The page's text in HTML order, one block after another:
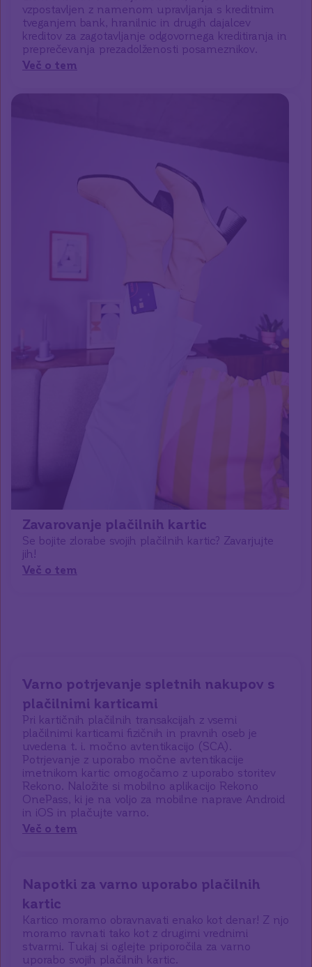
vzpostavljen z namenom upravljanja s kreditnim
tveganjem bank, hranilnic in drugih dajalcev
kreditov za zagotavljanje odgovornega kreditiranja in
preprečevanja prezadolženosti posameznikov.
Več o tem
Zavarovanje plačilnih kartic
Se bojite zlorabe svojih plačilnih kartic? Zavarjujte
jih!
Več o tem
Varno potrjevanje spletnih nakupov s
plačilnimi karticami
Pri kartičnih plačilnih transakcijah z vsemi
plačilnimi karticami fizičnih in pravnih oseb je
uvedena t. i. močno avtentikacijo (SCA).
Potrjevanje z uporabo močne avtentikacije
imetnikom kartic omogočamo z uporabo storitev
Rekono. Naložite si mobilno aplikacijo Rekono
OnePass, ki je na voljo za mobilne naprave Android
in iOS in plačujte varno.
Več o tem
Napotki za varno uporabo plačilnih
kartic
Kartico moramo obravnavati enako kot denar! Z njo
moramo ravnati tako kot z drugimi vrednimi
stvarmi. Tukaj si oglejte priporočila za varno
uporabo svojih plačilnih kartic.